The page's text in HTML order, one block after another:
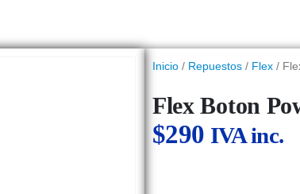
Inicio/ Repuestos/ Flex/
Flex Boton
$290 IVA inc.